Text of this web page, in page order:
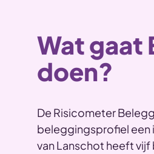
Wat gaat
doen?
De Risicometer
beleggingsprofiel een
van Lanschot heeft